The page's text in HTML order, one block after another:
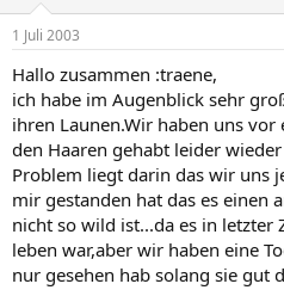
e
r
t
a
m
1 Juli 2003
Hallo zusammen :traene,
ich habe im Augenblick sehr
ihren Launen.Wir haben uns
den Haaren gehabt leider
Problem liegt darin das wir uns
mir gestanden hat das es einen
nicht so wild ist...da es in letzter
leben war,aber wir haben eine
nur gesehen hab solang sie gut